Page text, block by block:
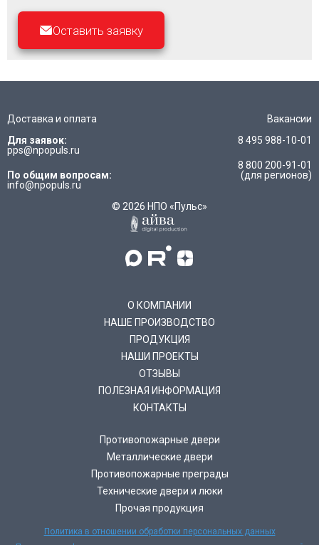
Оставить заявку
Доставка и оплата
Вакансии
Для заявок:
pps@npopuls.ru
По общим вопросам:
info@npopuls.ru
8 495 988-10-01
8 800 200-91-01
(для регионов)
© 2026 НПО «Пульс»
О КОМПАНИИ
НАШЕ ПРОИЗВОДСТВО
ПРОДУКЦИЯ
НАШИ ПРОЕКТЫ
ОТЗЫВЫ
ПОЛЕЗНАЯ ИНФОРМАЦИЯ
КОНТАКТЫ
Противопожарные двери
Металлические двери
Противопожарные преграды
Технические двери и люки
Прочая продукция
Политика в отношении обработки персональных данных